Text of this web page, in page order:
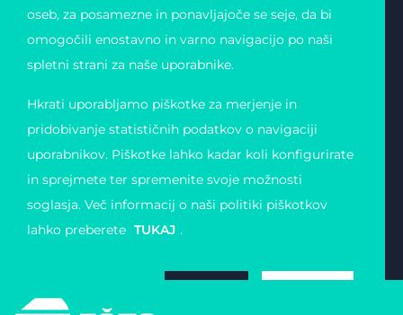
SLOVENIJE
Zvezda 19
Slovenija
Matična številka:
4123026000
Davčna številka: 11823739
podatkov
Piškotki
oseb, za posamezne in ponavljajoče se seje, da bi
omogočili enostavno in varno navigacijo po naši
spletni strani za naše uporabnike.
Hkrati uporabljamo piškotke za merjenje in
pridobivanje statističnih podatkov o navigaciji
uporabnikov. Piškotke lahko kadar koli konfigurirate
in sprejmete ter spremenite svoje možnosti
soglasja. Več informacij o naši politiki piškotkov
lahko preberete TUKAJ .